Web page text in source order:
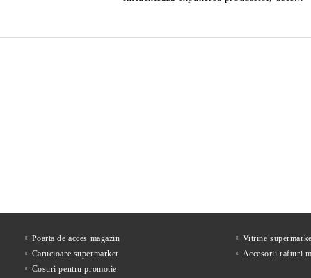
Poarta de acces magazin
Carucioare supermarket
Cosuri pentru promotie
Vitrine
Accesorii rafturi